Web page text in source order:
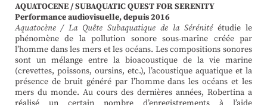
AQUATOCENE / SUBAQUATIC QUEST FOR SERENITY
Performance audiovisuelle, depuis 2016
Aquatocène / La Quête Subaquatique de la Sérénité étudie le
phénomène de la pollution sonore sous-marine créée par
l’homme dans les mers et les océans. Les compositions sonores
sont un mélange entre la bioacoustique de la vie marine
(crevettes, poissons, oursins, etc.), l’acoustique aquatique et la
présence de bruit généré par l’homme dans les océans et les
mers du monde. Au cours des dernières années, Robertina a